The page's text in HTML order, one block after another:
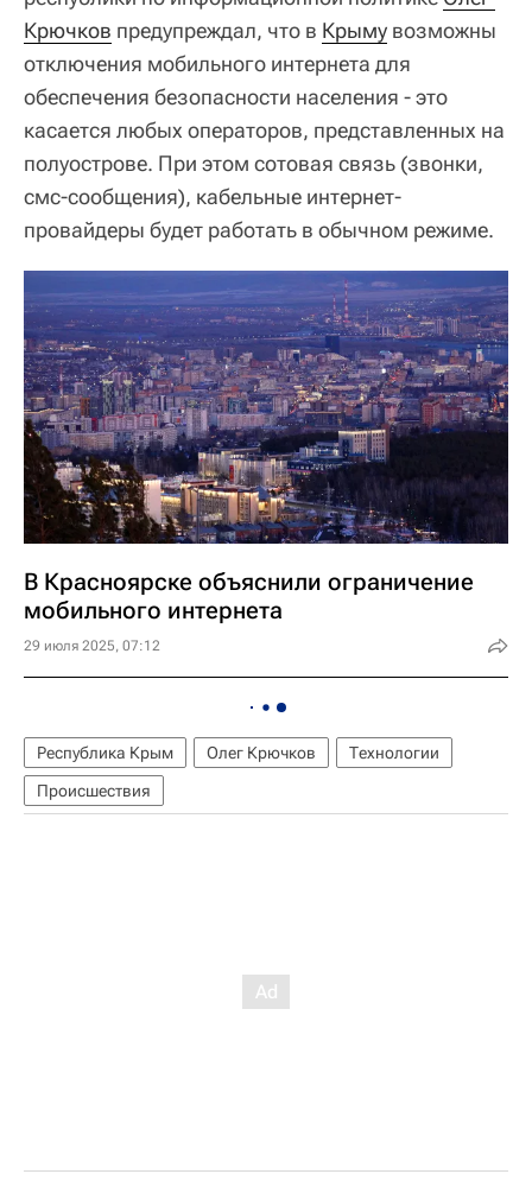
Крючков предупреждал, что в Крыму возможны
отключения мобильного интернета для
обеспечения безопасности населения - это
касается любых операторов, представленных на
полуострове. При этом сотовая связь (звонки,
смс-сообщения), кабельные интернет-
провайдеры будет работать в обычном режиме.
В Красноярске объяснили ограничение
мобильного интернета
29 июля 2025, 07:12
Республика Крым Олег Крючков
Технологии
Происшествия